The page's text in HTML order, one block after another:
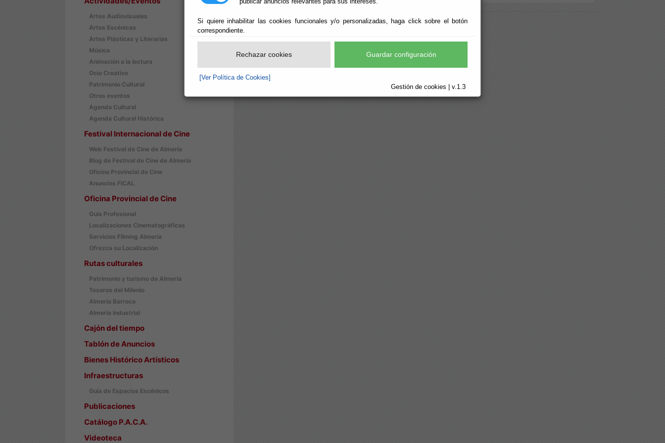
Si quiere inhabilitar las cookies funcionales y/o personalizadas, haga click sobre el botón
correspondiente.
Rechazar cookies Guardar configuración
[Ver Política de Cookies]
Gestión de cookies | v.1.3
Artes Audiovisuales
Artes Escénicas
Artes Plásticas y Literarias
Música
Animación a la lectura
Ocio Creativo
Patrimonio Cultural
Otros eventos
Agenda Cultural
Agenda Cultural Histórica
Festival Internacional de Cine
Web Festival de Cine de Almería
Blog de Festival de Cine de Almería
Oficina Provincial de Cine
Anuncios FICAL
Oficina Provincial de Cine
Guía Profesional
Localizaciones Cinematográficas
Servicios Filming Almería
Ofrezca su Localización
Rutas culturales
Patrimonio y turismo de Almería
Tesoros del Milenio
Almería Barroca
Almería Industrial
Cajón del tiempo
Tablón de Anuncios
Bienes Histórico Artísticos
Infraestructuras
Guía de Espacios Escénicos
Publicaciones
Catálogo P.A.C.A.
Videoteca